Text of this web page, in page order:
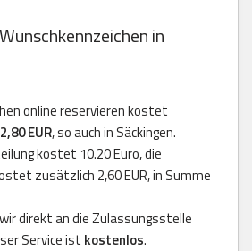
in
online reservieren kostet
EUR, so auch in Säckingen.
kostet 10.20 Euro, die
zusätzlich 2,60 EUR, in Summe
direkt an die Zulassungsstelle
Service ist kostenlos.